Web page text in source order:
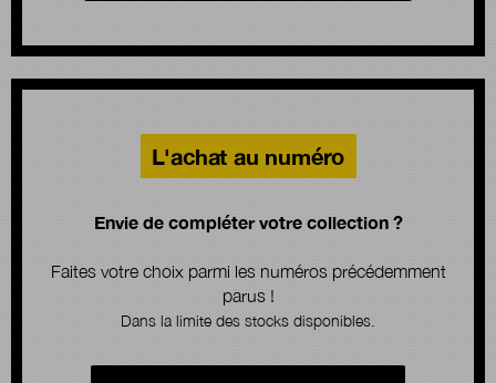
L'achat au numéro
Envie de compléter votre collection ?
Faites votre choix parmi les numéros précédemment
parus !
Dans la limite des stocks disponibles.